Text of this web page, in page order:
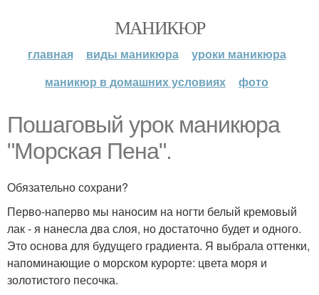
МАНИКЮР
главная виды маникюра
уроки маникюра
маникюр в домашних условиях
фото
Пошаговый урок маникюра
"Морская Пена".
Обязательно сохрани?
Перво-наперво мы наносим на ногти белый кремовый
лак - я нанесла два слоя, но достаточно будет и одного.
Это основа для будущего градиента. Я выбрала оттенки,
напоминающие о морском курорте: цвета моря и
золотистого песочка.